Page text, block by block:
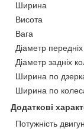
Ширина
Висота
Вага
Діаметр передніх
Діаметр задніх
Ширина по
Ширина по
Додаткові
Потужність